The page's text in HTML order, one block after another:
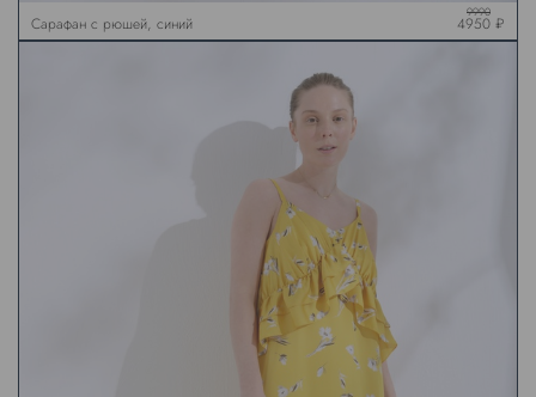
Сарафан с рюшей, синий
9990
4950 ₽